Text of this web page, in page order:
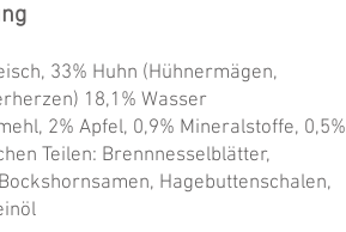
33% Huhn (Hühnermägen,
18,1% Wasser
2% Apfel, 0,9% Mineralstoffe, 0,5%
Teilen: Brennnesselblätter,
Hagebuttenschalen,